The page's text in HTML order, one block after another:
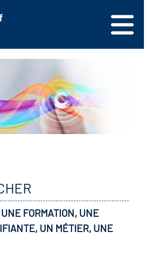
FORMATION, UNE
UN MÉTIER, UNE